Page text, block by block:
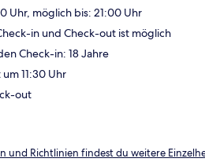
Uhr, möglich bis: 21:00 Uhr
in und Check-out ist möglich
Check-in: 18 Jahre
11:30 Uhr
out
und Richtlinien findest du weitere